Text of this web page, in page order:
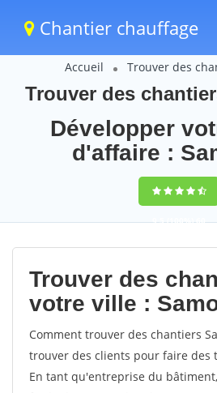
Chantier chauffage
Accueil Trouver des
Trouver des
Développer
d'affaire :
9,5(100%)60
votes
Trouver des
votre ville :
Comment trouver des chantiers
trouver des clients pour faire des
En tant qu'entreprise du